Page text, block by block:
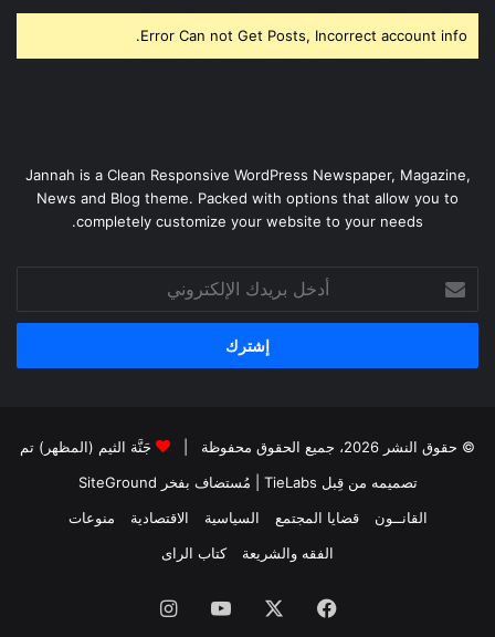
Error Can not Get Posts, Incorrect account info.
Jannah is a Clean Responsive WordPress Newspaper, Magazine,
News and Blog theme. Packed with options that allow you to
completely customize your website to your needs.
بريدك
الإلكتروني
© حقوق النشر 2026، جميع الحقوق محفوظة |
جَنَّة الثيم (المظهر) تم
تصميمه من قِبل TieLabs
| مُستضاف بفخر SiteGround
القانــون
قضايا المجتمع السياسية الاقتصادية
منوعات
الفقه والشريعة
كتاب الراى
فيسبوك يوتيوبانستقرام